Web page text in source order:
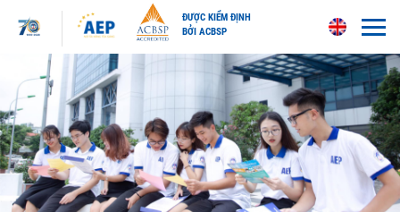
content
ĐƯỢC KIỂM ĐỊNH
BỞI ACBSP